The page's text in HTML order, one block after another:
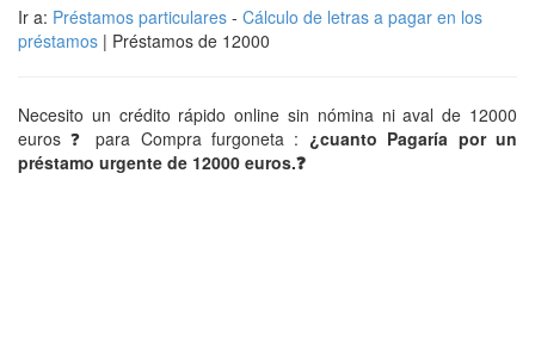
Ir a: Préstamos particulares - Cálculo de letras a pagar en los
préstamos | Préstamos de 12000
Necesito un crédito rápido online sin nómina ni aval de 12000
euros ❓ para Compra furgoneta : ¿cuanto Pagaría por un
préstamo urgente de 12000 euros.❓